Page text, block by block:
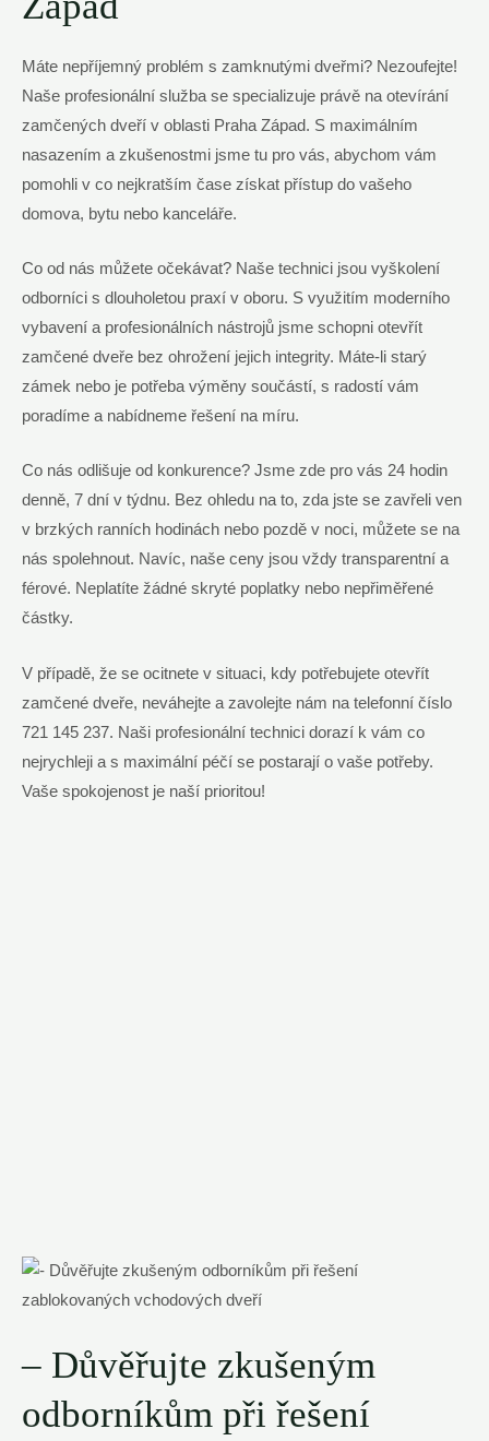
Máte nepříjemný problém s zamknutými dveřmi? Nezoufejte!
Naše profesionální služba se specializuje ​právě ​na otevírání⁣
zamčených⁤ dveří v oblasti‌ Praha​ Západ. S maximálním
nasazením a zkušenostmi jsme ⁢tu pro vás,‍ abychom vám​
pomohli v co ‌nejkratším čase získat přístup do⁢ vašeho⁤
domova, bytu nebo kanceláře.
Co od nás můžete očekávat? Naše technici jsou ⁢vyškolení
⁢odborníci‌ s⁢ dlouholetou praxí v⁤ oboru. S‌ využitím moderního
vybavení a profesionálních nástrojů jsme schopni otevřít
⁢zamčené dveře ⁣bez ohrožení jejich integrity. ⁢Máte-li starý
zámek nebo je⁢ potřeba výměny součástí, s radostí⁣ vám
poradíme a ​nabídneme ⁢řešení ⁢na míru.
Co⁤ nás odlišuje od konkurence? Jsme zde pro vás 24 hodin
denně,​ 7 dní v​ týdnu. ‌Bez⁤ ohledu na⁣ to, zda jste se zavřeli ven⁣
v brzkých ranních hodinách ​nebo pozdě v ⁤noci, můžete se na
nás spolehnout. Navíc,‍ naše ceny jsou vždy transparentní a
⁣férové. Neplatíte‌ žádné skryté poplatky nebo nepřiměřené⁢
částky.
V případě, že se ocitnete v situaci,⁣ kdy potřebujete otevřít
zamčené‍ dveře, neváhejte a zavolejte ​nám na telefonní ⁢číslo
721‍ 145 237. Naši ‍profesionální technici dorazí k ⁢vám co
‌nejrychleji ‌a s⁣ maximální ​péčí ⁣se ​postarají o vaše ‍potřeby.
⁣Vaše⁤ spokojenost je⁢ naší prioritou!
– Důvěřujte zkušeným​
odborníkům při řešení